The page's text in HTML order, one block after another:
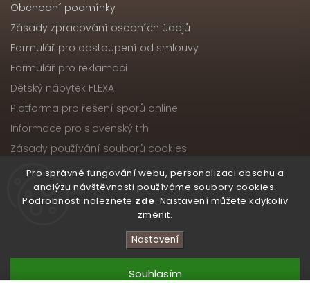
Pro správné fungování webu, personalizaci obsahu a
analýzu návštěvnosti používáme soubory cookies.
Podrobnosti naleznete zde. Nastavení můžete kdykoliv
změnit.
Nastavení
Souhlasím
Obchodní podmínky
Zásady zpracování osobních údajů
Formulář pro odstoupení od smlouvy
Formulář pro reklamaci
Dětský nábytek FLEXA
Platforma pro řešení sporů online
Informace pro slovenský trh
Zásady používání souborů cookies
Copyright 2026Nábytek ATIKA, s.r.o.. Všechna práva
vyhrazena.
Upravit nastavení cookies
VytvořilShoptet| DesignShoptak.cz